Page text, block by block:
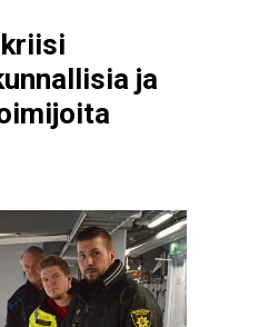
ja